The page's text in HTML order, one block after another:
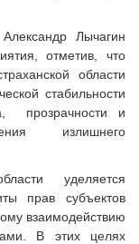
Лычагин
отметив, что
области
стабильности
прозрачности и
излишнего
уделяется
прав субъектов
взаимодействию
В этих целях